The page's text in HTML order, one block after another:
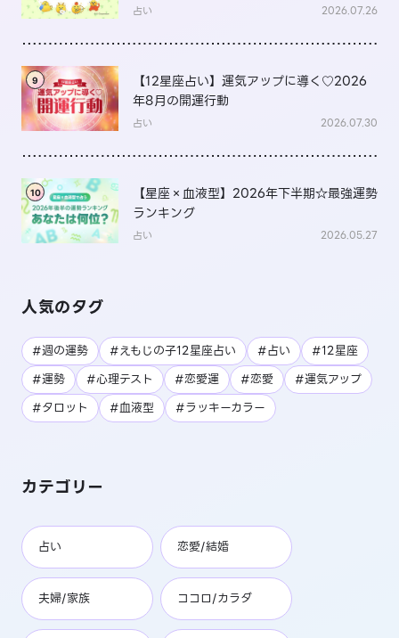
は？
占い 2026.07.26
9
【12星座占い】運気アップに導く♡2026
年8月の開運行動
占い 2026.07.30
10
【星座×血液型】2026年下半期☆最強運勢
ランキング
占い 2026.05.27
人気のタグ
#週の運勢 #えもじの子12星座占い #占い
#12星座
#運勢
#心理テスト #恋愛運 #恋愛
#運気アップ
#タロット
#血液型 #ラッキーカラー
カテゴリー
占い 恋愛/結婚
夫婦/家族 ココロ/カラダ